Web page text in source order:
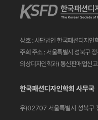
상호 : 사단법인 한국패션디자인
주희 주소 : 서울특별시 성북구
의상디자인학과) 통신판매업신
한국패션디자인학회 사무국
우)02707 서울특별시 성북구